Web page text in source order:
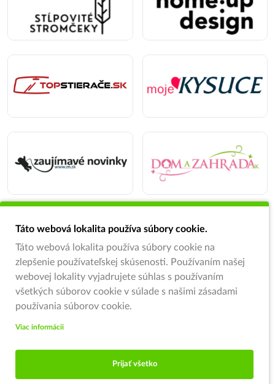
Táto webová lokalita používa súbory cookie.
Táto webová lokalita používa súbory cookie na
zlepšenie používateľskej skúsenosti. Používaním našej
webovej lokality vyjadrujete súhlas s používaním
všetkých súborov cookie v súlade s našimi zásadami
používania súborov cookie.
Viac informácii
Prijať všetko